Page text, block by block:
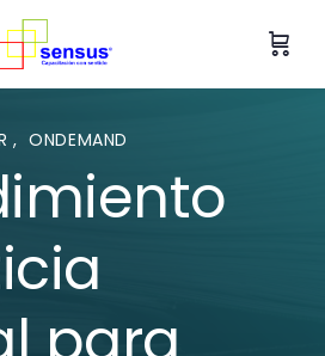
, ONDEMAND